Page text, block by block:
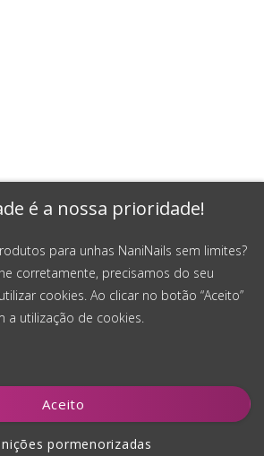
é a nossa prioridade!
para unhas NaniNails sem limites?
corretamente, precisamos do seu
cookies. Ao clicar no botão “Aceito”
a utilização de cookies.
Aceito
pormenorizadas